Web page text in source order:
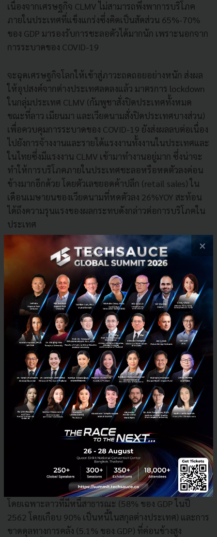
เนื่องจากเศรษฐกิจ CLMV ไม่สามารถพึ่งพาการบริโภค
ภายในประเทศที่แข็งแกร่งซึ่งคิดเป็นสัดส่วน 65%-70%
ของ GDP มารองรับการชะลอตัวได้มากนัก เพราะนอกจาก
การระบาดของ COVID-19
จะฉุดเศรษฐกิจโลกให้เข้าสู่ภาวะถดถอยอย่างหนัก ส่งผล
ให้อุปสงค์จากต่างประเทศลดลงแล้ว มาตรการ lockdown
ในกลุ่มประเทศ CLMV (กัมพูชาสั่งปิดประเทศทั้งหมด
ขณะที่ลาว เมียนมา และเวียดนามสั่งปิดประเทศบางส่วน)
เพื่อควบคุมการระบาดของ COVID-19 ยังส่งผลลบต่อเนื่อง
ไปยังการจ้างงานและรายได้แรงงานทั้งงานในประเทศและ
ในไทยซึ่งมีแรงงาน CLMV เข้ามาทำงานอยู่มาก ซึ่งน่าจะ
ทำให้การบริโภคภายในประเทศชะลอหรือหดตัวลงค่อน
ข้างมากอีกด้วย โดยตัวเลขยอดค้าปลีก (retail sales) ใน
เดือนเมษายนของเวียดนามที่หดตัวลง 26%YOY สะท้อน
ได้ถึงความรุนแรงของผลกระทบดังกล่าวต่อการบริโภคใน
ประเทศ
รัฐบาลและธนาคารกลางในกลุ่มประเทศ CLMV ได้ดำเนิน
นโยบายการคลังและนโยบายการเงินแบบผ่อนคลายและ
คาดว่าจะยังใช้นโยบายในทิศทางดังกล่าวอย่างต่อเนื่อง ซึ่ง
รวมถึงมาตรการกระตุ้นเศรษฐกิจทางการคลัง การอัดฉีด
เงินเพื่อรักษาสภาพคล่อง และการปรับลดอัตราดอกเบี้ย
อย่างไรก็ตาม กลุ่มประเทศ CLMV ยังคงต้องเผชิญกับข้อ
จำกัดทางการคลัง (limited fiscal space) เช่นเดียวกับ
ประเทศกำลังพัฒนาอื่น ๆ ส่วนใหญ่
โดยเฉพาะลาวที่มีหนี้สาธารณะ (58% ของ GDP ในปี
2562 โดยเกือบ 90% เป็นหนี้ในสกุลต่างประเทศ) และการ
ขาดดุลทางการคลัง (5.1% ของ GDP) ที่ค่อนข้างสูง
×